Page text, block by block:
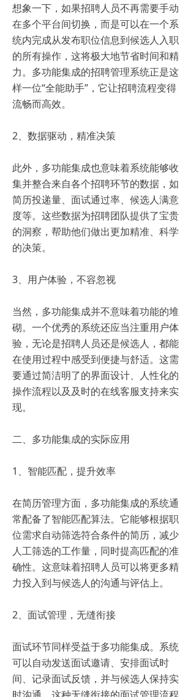
想象一下，如果招聘人员不再需要手动
在多个平台间切换，而是可以在一个系
统内完成从发布职位信息到候选人入职
的所有操作，这将极大地节省时间和精
力。多功能集成的招聘管理系统正是这
样一位“全能助手”，它让招聘流程变得
流畅而高效。
2、数据驱动，精准决策
此外，多功能集成也意味着系统能够收
集并整合来自各个招聘环节的数据，如
简历投递量、面试通过率、候选人满意
度等。这些数据为招聘团队提供了宝贵
的洞察，帮助他们做出更加精准、科学
的决策。
3、用户体验，不容忽视
当然，多功能集成并不意味着功能的堆
砌。一个优秀的系统还应当注重用户体
验，无论是招聘人员还是候选人，都能
在使用过程中感受到便捷与舒适。这需
要通过简洁明了的界面设计、人性化的
操作流程以及及时的在线客服支持来实
现。
二、多功能集成的实际应用
1、智能匹配，提升效率
在简历管理方面，多功能集成的系统通
常配备了智能匹配算法。它能够根据职
位需求自动筛选符合条件的简历，减少
人工筛选的工作量，同时提高匹配的准
确性。这意味着招聘人员可以将更多精
力投入到与候选人的沟通与评估上。
2、面试管理，无缝衔接
面试环节同样受益于多功能集成。系统
可以自动发送面试邀请、安排面试时
间、记录面试反馈，并与候选人保持实